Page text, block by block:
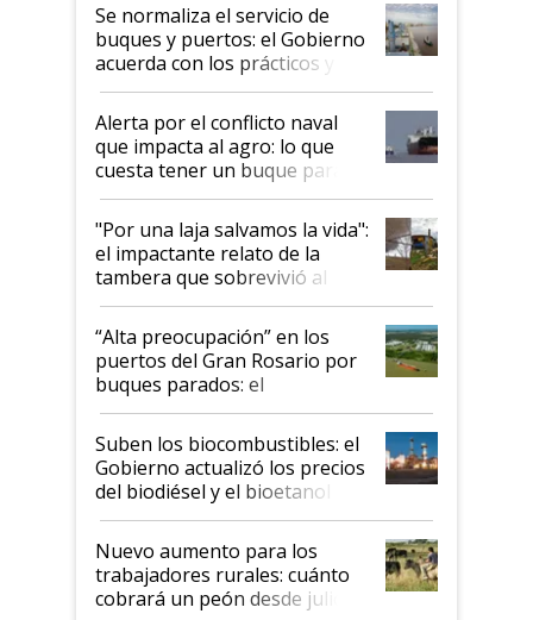
Se normaliza el servicio de
buques y puertos: el Gobierno
acuerda con los prácticos y
suspende el decreto de
desregulación
Alerta por el conflicto naval
que impacta al agro: lo que
cuesta tener un buque parado
y el peligro de que Argentina
pase a ser "país sucio"
"Por una laja salvamos la vida":
el impactante relato de la
tambera que sobrevivió al
tornado
“Alta preocupación” en los
puertos del Gran Rosario por
buques parados: el
funcionamiento de las
exportadoras en tensión tras
la medida de fuerza de los
prácticos
Suben los biocombustibles: el
Gobierno actualizó los precios
del biodiésel y el bioetanol
Nuevo aumento para los
trabajadores rurales: cuánto
cobrará un peón desde julio